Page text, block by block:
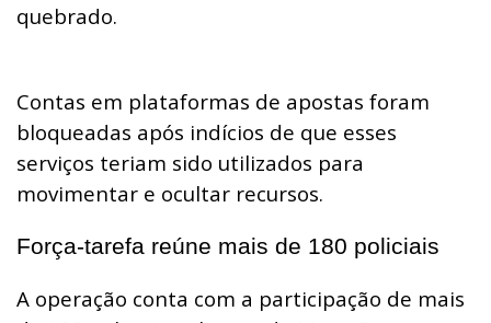
quebrado.
Contas em plataformas de apostas foram
bloqueadas após indícios de que esses
serviços teriam sido utilizados para
movimentar e ocultar recursos.
Força-tarefa reúne mais de 180 policiais
A operação conta com a participação de mais